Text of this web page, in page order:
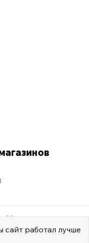
Мы в социальных сетях
сайт работал лучше